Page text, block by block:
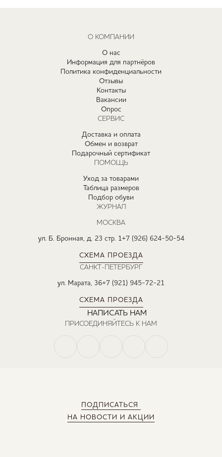
ПОДПИСАТЬСЯ
НА НОВОСТИ И АКЦИИ
О КОМПАНИИ
О нас
Информация для партнёров
Политика конфиденциальности
Отзывы
Контакты
Вакансии
Опрос
СЕРВИС
Доставка и оплата
Обмен и возврат
Подарочный сертификат
ПОМОЩЬ
Уход за товарами
Таблица размеров
Подбор обуви
ЖУРНАЛ
МОСКВА
ул. Б. Бронная, д. 23 стр. 1+7 (926) 624-50-54
СХЕМА ПРОЕЗДА
САНКТ-ПЕТЕРБУРГ
ул. Марата, 36+7 (921) 945-72-21
СХЕМА ПРОЕЗДА
НАПИСАТЬ НАМ
ПРИСОЕДИНЯЙТЕСЬ К НАМ